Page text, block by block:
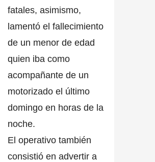
fatales, asimismo,
lamentó el fallecimiento
de un menor de edad
quien iba como
acompañante de un
motorizado el último
domingo en horas de la
noche.
El operativo también
consistió en advertir a